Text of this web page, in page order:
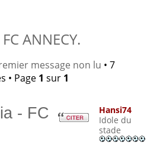
ANNECY.
message non lu • 7
• Page 1 sur 1
- FC
Hansi74
Idole du
stade